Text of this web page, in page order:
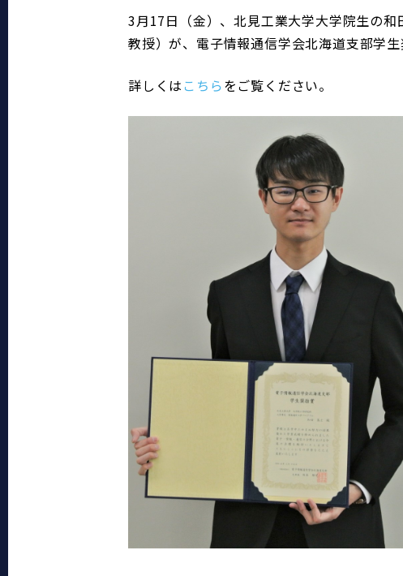
3月17日（金）、北見工業大学大学院生の
教授）が、電子情報通信学会北海道支部学生
詳しくは こちらをご覧ください。